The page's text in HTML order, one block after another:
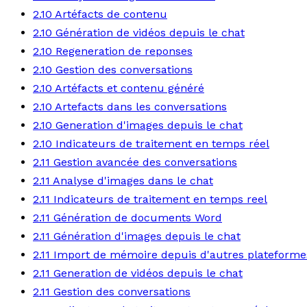
2.10 Artéfacts de contenu
2.10 Génération de vidéos depuis le chat
2.10 Regeneration de reponses
2.10 Gestion des conversations
2.10 Artéfacts et contenu généré
2.10 Artefacts dans les conversations
2.10 Generation d'images depuis le chat
2.10 Indicateurs de traitement en temps réel
2.11 Gestion avancée des conversations
2.11 Analyse d'images dans le chat
2.11 Indicateurs de traitement en temps reel
2.11 Génération de documents Word
2.11 Génération d'images depuis le chat
2.11 Import de mémoire depuis d'autres
2.11 Generation de vidéos depuis le chat
2.11 Gestion des conversations